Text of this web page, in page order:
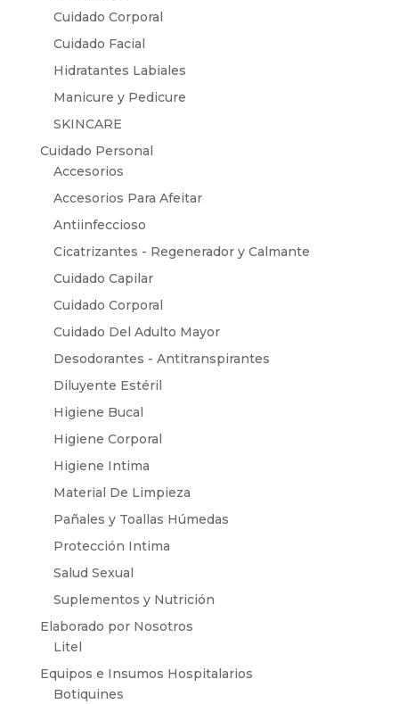
Cuidado Corporal
Cuidado Facial
Hidratantes Labiales
Manicure y Pedicure
SKINCARE
Cuidado Personal
Accesorios
Accesorios Para Afeitar
Antiinfeccioso
Cicatrizantes - Regenerador y Calmante
Cuidado Capilar
Cuidado Corporal
Cuidado Del Adulto Mayor
Desodorantes - Antitranspirantes
Diluyente Estéril
Higiene Bucal
Higiene Corporal
Higiene Intima
Material De Limpieza
Pañales y Toallas Húmedas
Protección Intima
Salud Sexual
Suplementos y Nutrición
Elaborado por Nosotros
Litel
Equipos e Insumos Hospitalarios
Botiquines